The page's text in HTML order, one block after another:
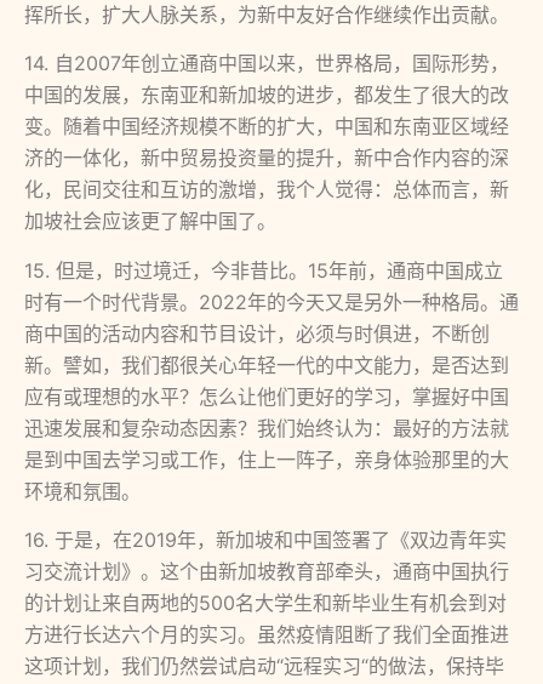
挥所长，扩大人脉关系，为新中友好合作继续作出贡献。
14. 自2007年创立通商中国以来，世界格局，国际形势，
中国的发展，东南亚和新加坡的进步，都发生了很大的改
变。随着中国经济规模不断的扩大，中国和东南亚区域经
济的一体化，新中贸易投资量的提升，新中合作内容的深
化，民间交往和互访的激增，我个人觉得：总体而言，新
加坡社会应该更了解中国了。
15. 但是，时过境迁，今非昔比。15年前，通商中国成立
时有一个时代背景。2022年的今天又是另外一种格局。通
商中国的活动内容和节目设计，必须与时俱进，不断创
新。譬如，我们都很关心年轻一代的中文能力，是否达到
应有或理想的水平？怎么让他们更好的学习，掌握好中国
迅速发展和复杂动态因素？我们始终认为：最好的方法就
是到中国去学习或工作，住上一阵子，亲身体验那里的大
环境和氛围。
16. 于是，在2019年，新加坡和中国签署了《双边青年实
习交流计划》。这个由新加坡教育部牵头，通商中国执行
的计划让来自两地的500名大学生和新毕业生有机会到对
方进行长达六个月的实习。虽然疫情阻断了我们全面推进
这项计划，我们仍然尝试启动“远程实习“的做法，保持毕